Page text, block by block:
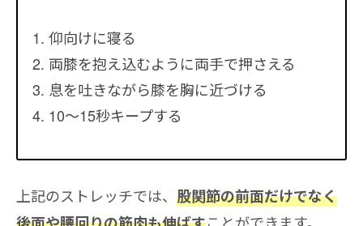
仰向けに寝る
両膝を抱え込むように両手で押さえる
息を吐きながら膝を胸に近づける
10〜15秒キープする
上記のストレッチでは、 股関節の前面だけでなく
ことができます。